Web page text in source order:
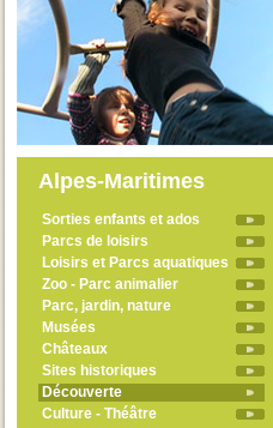
Alpes-Maritimes
Sorties enfants et ados
Parcs de loisirs
Loisirs et Parcs aquatiques
Zoo - Parc animalier
Parc, jardin, nature
Musées
Châteaux
Sites historiques
Découverte
Culture - Théâtre